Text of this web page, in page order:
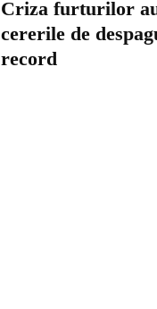
Criza furturilor
cererile de
record